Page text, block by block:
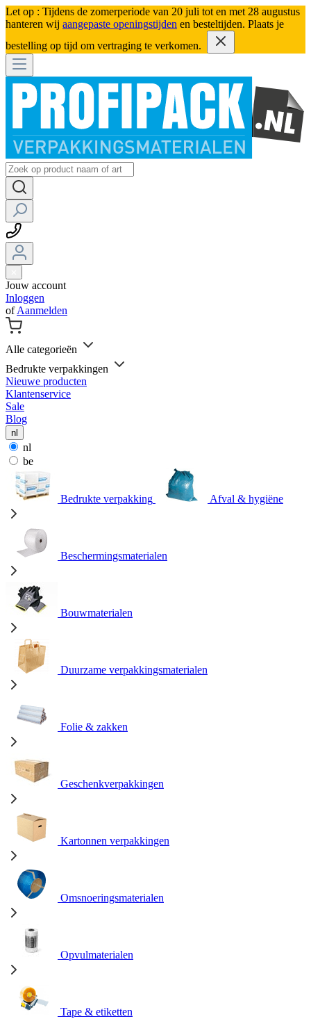
Let op : Tijdens de zomerperiode van 20 juli tot en met 28 augustus
hanteren wij aangepaste openingstijden en besteltijden. Plaats je
bestelling op tijd om vertraging te verkomen.
Jouw account
Inloggen
ofAanmelden
Alle categorieën
Bedrukte verpakkingen
Nieuwe producten
Klantenservice
Sale
Blog
nl
nl
be
Bedrukte verpakking Afval & hygiëne
Beschermingsmaterialen
Bouwmaterialen
Duurzame verpakkingsmaterialen
Folie & zakken
Geschenkverpakkingen
Kartonnen verpakkingen
Omsnoeringsmaterialen
Opvulmaterialen
Tape & etiketten